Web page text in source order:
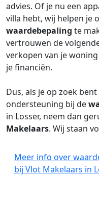
advies. Of je nu een
villa hebt, wij helpen je
waardebepaling te
vertrouwen de
verkopen van je
je financiën.
Dus, als je op zoek
ondersteuning bij de
in Losser, neem dan
Makelaars. Wij staan
Meer info over
bij Vlot Makelaars in